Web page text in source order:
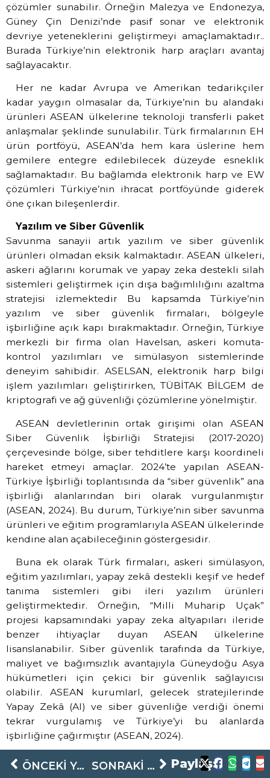
çözümler sunabilir. Örneğin Malezya ve Endonezya,
Güney Çin Denizi’nde pasif sonar ve elektronik
devriye yeteneklerini geliştirmeyi amaçlamaktadır..
Burada Türkiye’nin elektronik harp araçları avantaj
sağlayacaktır.
Her ne kadar Avrupa ve Amerikan tedarikçiler
kadar yaygın olmasalar da, Türkiye’nin bu alandaki
ürünleri ASEAN ülkelerine teknoloji transferli paket
anlaşmalar şeklinde sunulabilir. Türk firmalarının EH
ürün portföyü, ASEAN’da hem kara üslerine hem
gemilere entegre edilebilecek düzeyde esneklik
sağlamaktadır. Bu bağlamda elektronik harp ve EW
çözümleri Türkiye’nin ihracat portföyünde giderek
öne çıkan bileşenlerdir.
Yazılım ve Siber Güvenlik
Savunma sanayii artık yazılım ve siber güvenlik
ürünleri olmadan eksik kalmaktadır. ASEAN ülkeleri,
askeri ağlarını korumak ve yapay zeka destekli silah
sistemleri geliştirmek için dışa bağımlılığını azaltma
stratejisi izlemektedir Bu kapsamda Türkiye’nin
yazılım ve siber güvenlik firmaları, bölgeyle
işbirliğine açık kapı bırakmaktadır. Örneğin, Türkiye
merkezli bir firma olan Havelsan, askeri komuta-
kontrol yazılımları ve simülasyon sistemlerinde
deneyim sahibidir. ASELSAN, elektronik harp bilgi
işlem yazılımları geliştirirken, TÜBİTAK BİLGEM de
kriptografi ve ağ güvenliği çözümlerine yönelmiştir.
ASEAN devletlerinin ortak girişimi olan ASEAN
Siber Güvenlik İşbirliği Stratejisi (2017-2020)
çerçevesinde bölge, siber tehditlere karşı koordineli
hareket etmeyi amaçlar. 2024’te yapılan ASEAN-
Türkiye İşbirliği toplantısında da “siber güvenlik” ana
işbirliği alanlarından biri olarak vurgulanmıştır
(ASEAN, 2024). Bu durum, Türkiye’nin siber savunma
ürünleri ve eğitim programlarıyla ASEAN ülkelerinde
kendine alan açabileceğinin göstergesidir.
Buna ek olarak Türk firmaları, askeri simülasyon,
eğitim yazılımları, yapay zekâ destekli keşif ve hedef
tanıma sistemleri gibi ileri yazılım ürünleri
geliştirmektedir. Örneğin, “Milli Muharip Uçak”
projesi kapsamındaki yapay zeka altyapıları ileride
benzer ihtiyaçlar duyan ASEAN ülkelerine
lisanslanabilir. Siber güvenlik tarafında da Türkiye,
maliyet ve bağımsızlık avantajıyla Güneydoğu Asya
hükümetleri için çekici bir güvenlik sağlayıcısı
olabilir. ASEAN kurumlarI, gelecek stratejilerinde
Yapay Zekâ (AI) ve siber güvenliğe verdiği önemi
tekrar vurgulamış ve Türkiye’yi bu alanlarda
işbirliğine çağırmıştır (ASEAN, 2024).
Sonuç
Son yıllarda artan askeri harcamalar ve bölgesel
ÖNCEKI YAZI SONRAKI YAZI Paylaş: